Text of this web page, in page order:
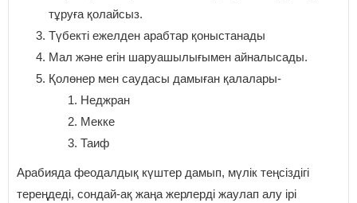
тұруға қолайсыз.
Түбекті ежелден арабтар қоныстанады
Мал және егін шаруашылығымен айналысады.
Қолөнер мен саудасы дамыған қалалары-
Неджран
Мекке
Таиф
Арабияда феодалдық күштер дамып, мүлік теңсіздігі
тереңдеді, сондай-ақ жаңа жерлерді жаулап алу ірі